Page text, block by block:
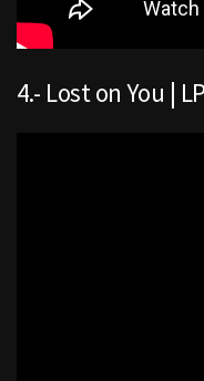
4.- Lost on You | LP